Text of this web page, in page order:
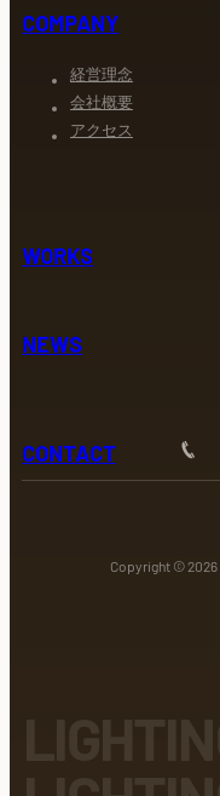
COMPANY
経営理念
会社概要
アクセス
WORKS
NEWS
CONTACT
Copyright © 2026